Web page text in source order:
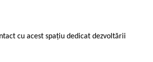
cu acest spațiu dedicat dezvoltării